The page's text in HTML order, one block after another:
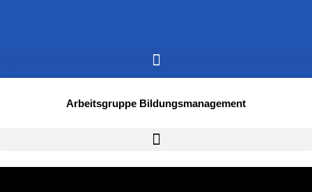
Arbeitsgruppe Bildungsmanagement